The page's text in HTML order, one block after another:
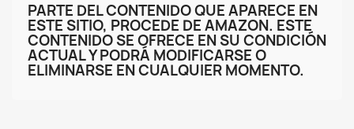
PARTE DEL CONTENIDO QUE APARECE EN
ESTE SITIO, PROCEDE DE AMAZON. ESTE
CONTENIDO SE OFRECE EN SU CONDICIÓN
ACTUAL Y PODRÁ MODIFICARSE O
ELIMINARSE EN CUALQUIER MOMENTO.